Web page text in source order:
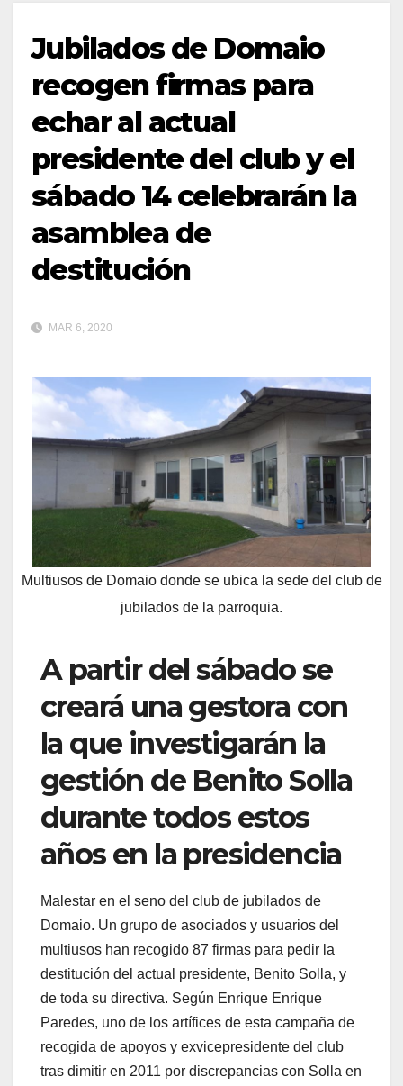
Jubilados de Domaio
recogen firmas para
echar al actual
presidente del club y el
sábado 14 celebrarán la
asamblea de
destitución
MAR 6, 2020
Multiusos de Domaio donde se ubica la sede del club de
jubilados de la parroquia.
A partir del sábado se
creará una gestora con
la que investigarán la
gestión de Benito Solla
durante todos estos
años en la presidencia
Malestar en el seno del club de jubilados de
Domaio. Un grupo de asociados y usuarios del
multiusos han recogido 87 firmas para pedir la
destitución del actual presidente, Benito Solla, y
de toda su directiva. Según Enrique Enrique
Paredes, uno de los artífices de esta campaña de
recogida de apoyos y exvicepresidente del club
tras dimitir en 2011 por discrepancias con Solla en